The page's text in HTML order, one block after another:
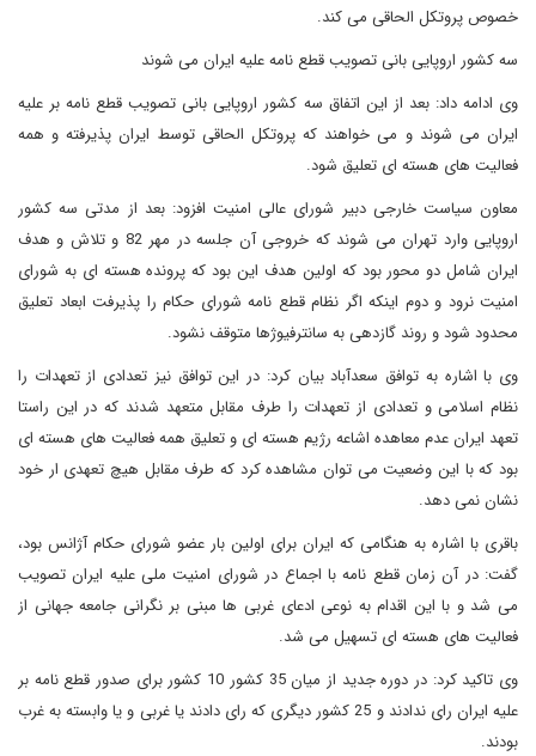
خصوص پروتکل الحاقی می کند.
سه کشور اروپایی بانی تصویب قطع نامه علیه ایران می شوند
وی ادامه داد: بعد از این اتفاق سه کشور اروپایی بانی تصویب قطع نامه بر علیه
ایران می شوند و می خواهند که پروتکل الحاقی توسط ایران پذیرفته و همه
فعالیت های هسته ای تعلیق شود.
معاون سیاست خارجی دبیر شورای عالی امنیت افزود: بعد از مدتی سه کشور
اروپایی وارد تهران می شوند که خروجی آن جلسه در مهر 82 و تلاش و هدف
ایران شامل دو محور بود که اولین هدف این بود که پرونده هسته ای به شورای
امنیت نرود و دوم اینکه اگر نظام قطع نامه شورای حکام را پذیرفت ابعاد تعلیق
محدود شود و روند گازدهی به سانترفیوژها متوقف نشود.
وی با اشاره به توافق سعدآباد بیان کرد: در این توافق نیز تعدادی از تعهدات را
نظام اسلامی و تعدادی از تعهدات را طرف مقابل متعهد شدند که در این راستا
تعهد ایران عدم معاهده اشاعه رژیم هسته ای و تعلیق همه فعالیت های هسته ای
بود که با این وضعیت می توان مشاهده کرد که طرف مقابل هیچ تعهدی ار خود
نشان نمی دهد.
باقری با اشاره به هنگامی که ایران برای اولین بار عضو شورای حکام آژانس بود،
گفت: در آن زمان قطع نامه با اجماع در شورای امنیت ملی علیه ایران تصویب
می شد و با این اقدام به نوعی ادعای غربی ها مبنی بر نگرانی جامعه جهانی از
فعالیت های هسته ای تسهیل می شد.
وی تاکید کرد: در دوره جدید از میان 35 کشور 10 کشور برای صدور قطع نامه بر
علیه ایران رای ندادند و 25 کشور دیگری که رای دادند یا غربی و یا وابسته به غرب
بودند.